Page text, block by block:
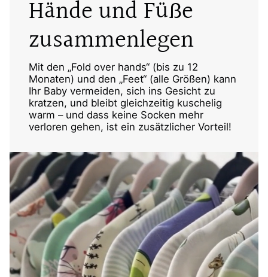
Hände und Füße
zusammenlegen
Mit den „Fold over hands“ (bis zu 12
Monaten) und den „Feet“ (alle Größen) kann
Ihr Baby vermeiden, sich ins Gesicht zu
kratzen, und bleibt gleichzeitig kuschelig
warm – und dass keine Socken mehr
verloren gehen, ist ein zusätzlicher Vorteil!